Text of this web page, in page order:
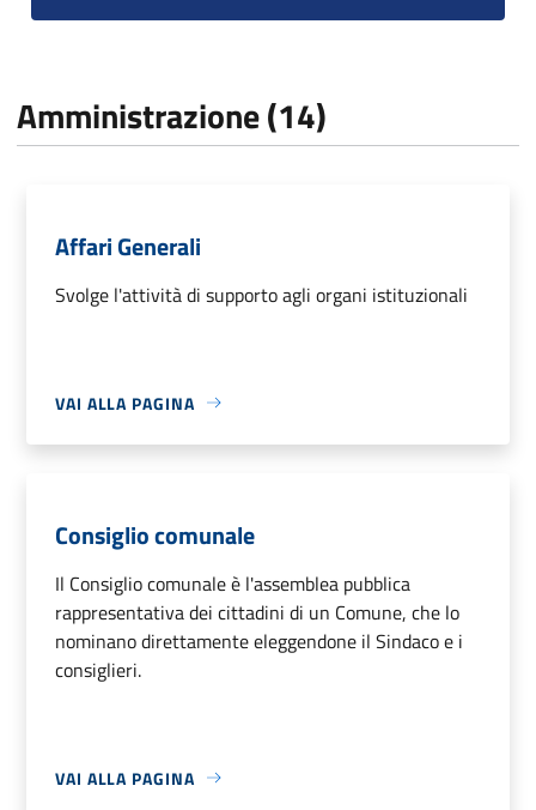
Amministrazione (14)
Affari Generali
Svolge l'attività di supporto agli organi istituzionali
VAI ALLA PAGINA
Consiglio comunale
Il Consiglio comunale è l'assemblea pubblica
rappresentativa dei cittadini di un Comune, che lo
nominano direttamente eleggendone il Sindaco e i
consiglieri.
VAI ALLA PAGINA